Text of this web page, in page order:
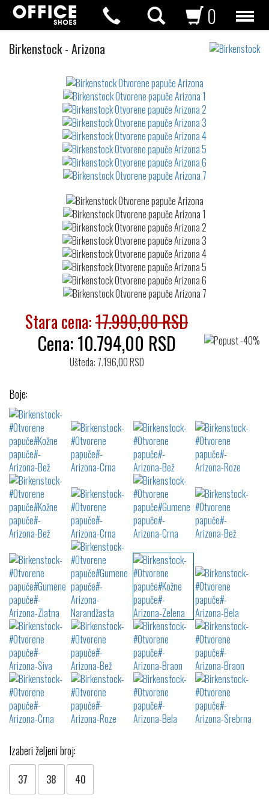
0
Birkenstock Otvorene
- Arizona
Stara cena:17.990,00 RSD
Cena:10.794,00 RSD
Ušteda: 7.196,00 RSD
Boje:
Izaberi željeni broj:
37 38 40